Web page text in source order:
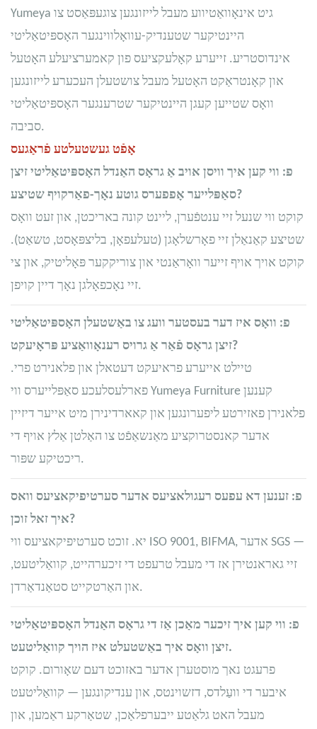
Yumeya גיט אינאָוואַטיווע מעבל לייזונגען צוגעפּאַסט צו
היינטיקער שטענדיק-עוואָלווינגער האָספּיטאַליטי
אינדוסטריע. זייערע קאָלעקציעס פון קאמערציעלע האָטעל
און קאָנטראַקט האָטעל מעבל צושטעלן העכערע לייזונגען
וואָס שטייען קעגן היינטיקער שטרענגער האָספּיטאַליטי
סביבה.
אָפֿט געשטעלטע פֿראַגעס
פ: ווי קען איך וויסן אויב אַ גראָס האַנדל האָספּיטאַליטי זיצן
סאַפּלייער אָפפערס גוטע נאָך-פאַרקויף שטיצע?
קוקט ווי שנעל זיי ענטפֿערן, ליינט קונה באריכטן, און זעט וואָס
שטיצע קאַנאַלן זיי פאָרשלאָגן (טעלעפאָן, בליצפּאָסט, טשאַט).
קוקט אויך אויף זייער וואָראַנטי און צוריקקער פּאָליטיק, און צי
זיי נאָכפאָלגן נאָך דיין קויפן.
פ: וואָס איז דער בעסטער וועג צו באַשטעלן האָספּיטאַליטי
זיצן גראָס פֿאַר אַ גרויס רענאָוואַציע פּראָיעקט?
טיילט אייערע פראיעקט דעטאלן און פלאנירט פרי.
פארלעסלעכע סאַפּלייערס ווי Yumeya Furniture קענען
פלאנירן פאזירטע ליפערונגען און קאארדינירן מיט אייער דיזיין
אדער קאנסטרוקציע מאַנשאַפֿט צו האַלטן אַלץ אויף די
ריכטיקע שפּור.
פ: זענען דא עפעס רעגולאציעס אדער סערטיפיקאציעס וואס
איך זאל זוכן?
יא. זוכט סערטיפיקאציעס ווי ISO 9001, BIFMA, אדער SGS —
זיי גאראנטירן אז די מעבל טרעפט די זיכערהייט, קוואַליטעט,
און האַרטקייט סטאַנדאַרדן.
פ: ווי קען איך זיכער מאַכן אַז די גראָס האַנדל האָספּיטאַליטי
זיצן וואָס איך באַשטעלט איז הויך קוואַליטעט.
פרעגט נאך מוסטערן אדער באזוכט דעם שאָורום. קוקט
איבער די וועַלדס, דזשוינטס, און ענדיקונגען — קוואַליטעט
מעבל האט גלאַטע ייבערפלאַכן, שטאַרקע ראַמען, און